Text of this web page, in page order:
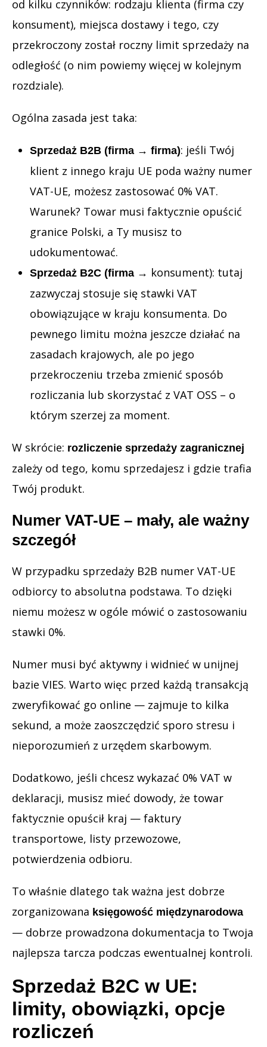
od kilku czynników: rodzaju klienta (firma czy
konsument), miejsca dostawy i tego, czy
przekroczony został roczny limit sprzedaży na
odległość (o nim powiemy więcej w kolejnym
rozdziale).
Ogólna zasada jest taka:
Sprzedaż B2B (firma → firma): jeśli Twój
klient z innego kraju UE poda ważny numer
VAT-UE, możesz zastosować 0% VAT.
Warunek? Towar musi faktycznie opuścić
granice Polski, a Ty musisz to
udokumentować.
Sprzedaż B2C (firma → konsument): tutaj
zazwyczaj stosuje się stawki VAT
obowiązujące w kraju konsumenta. Do
pewnego limitu można jeszcze działać na
zasadach krajowych, ale po jego
przekroczeniu trzeba zmienić sposób
rozliczania lub skorzystać z VAT OSS – o
którym szerzej za moment.
W skrócie: rozliczenie sprzedaży zagranicznej
zależy od tego, komu sprzedajesz i gdzie trafia
Twój produkt.
Numer VAT-UE – mały, ale ważny
szczegół
W przypadku sprzedaży B2B numer VAT-UE
odbiorcy to absolutna podstawa. To dzięki
niemu możesz w ogóle mówić o zastosowaniu
stawki 0%.
Numer musi być aktywny i widnieć w unijnej
bazie VIES. Warto więc przed każdą transakcją
zweryfikować go online — zajmuje to kilka
sekund, a może zaoszczędzić sporo stresu i
nieporozumień z urzędem skarbowym.
Dodatkowo, jeśli chcesz wykazać 0% VAT w
deklaracji, musisz mieć dowody, że towar
faktycznie opuścił kraj — faktury
transportowe, listy przewozowe,
potwierdzenia odbioru.
To właśnie dlatego tak ważna jest dobrze
zorganizowana księgowość międzynarodowa
— dobrze prowadzona dokumentacja to Twoja
najlepsza tarcza podczas ewentualnej kontroli.
Sprzedaż B2C w UE:
limity, obowiązki, opcje
rozliczeń